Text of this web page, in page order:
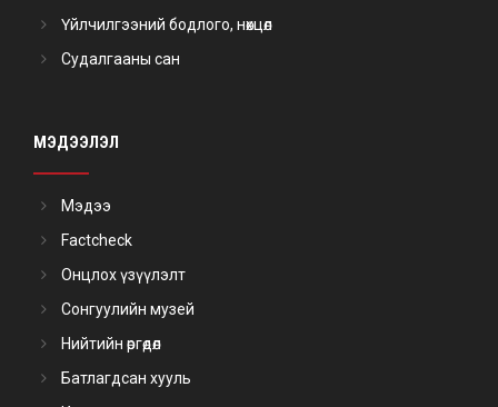
Үйлчилгээний бодлого, нөхцөл
Судалгааны сан
МЭДЭЭЛЭЛ
Мэдээ
Factcheck
Онцлох үзүүлэлт
Сонгуулийн музей
Нийтийн өргөдөл
Батлагдсан хууль